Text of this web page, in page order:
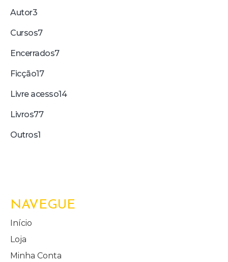
Autor3
Cursos7
Encerrados7
Ficção17
Livre acesso14
Livros77
Outros1
NAVEGUE
Início
Loja
Minha Conta